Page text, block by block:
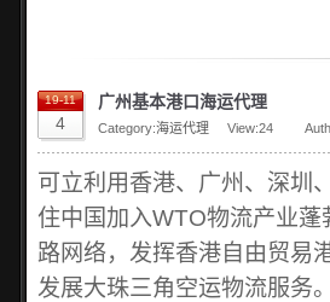
19-11
4
广州基本港口海运代理
Category:海运代理 View:24
可立利用香港、广州、深圳
住中国加入WTO物流产业
路网络，发挥香港自由贸易
发展大珠三角空运物流服务